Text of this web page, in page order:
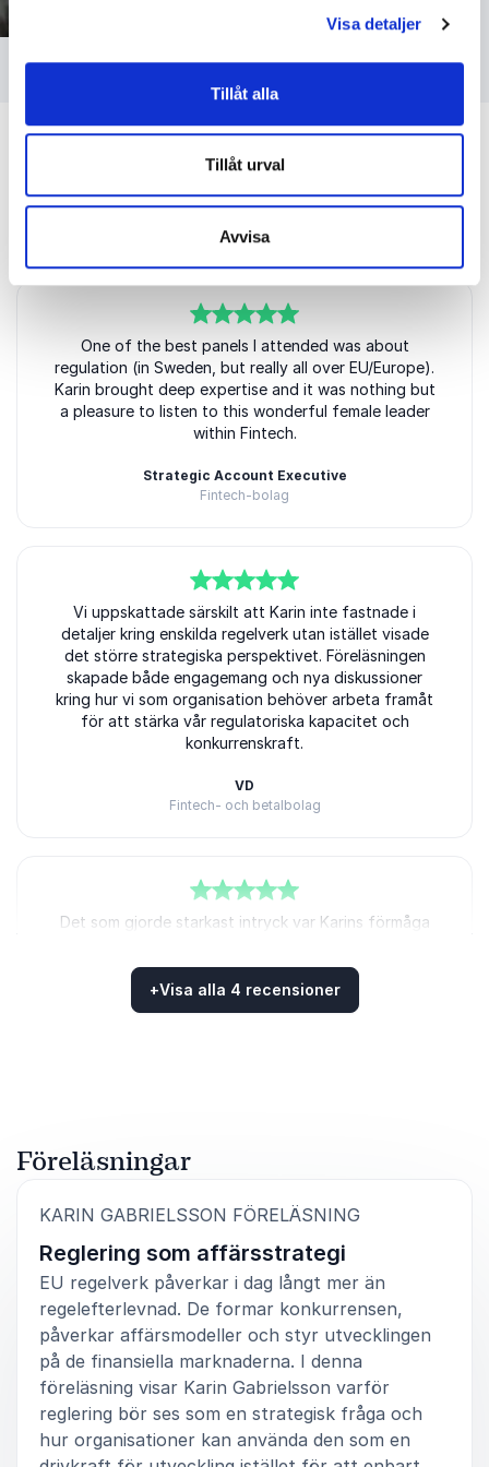
Visa detaljer
Tillåt alla
Tillåt urval
Avvisa
ökad långsiktig lönsamhet. Karin föreläser på svenska
och tillsyn, affärsstrategi, strategisk styrning,
ledarskap, risk management, compliance,
förändringsledning samt styrning och kontroll.
Hennes motto sammanfattar kärnan i hennes arbete:
Förstå regleringen – stärk affären.
Kundrecensioner
av5
One of the best panels I attended was about
regulation (in Sweden, but really all over EU/Europe).
Karin brought deep expertise and it was nothing but
a pleasure to listen to this wonderful female leader
within Fintech.
Strategic Account Executive
Fintech-bolag
av 5
Vi uppskattade särskilt att Karin inte fastnade i
detaljer kring enskilda regelverk utan istället visade
det större strategiska perspektivet. Föreläsningen
skapade både engagemang och nya diskussioner
kring hur vi som organisation behöver arbeta framåt
för att stärka vår regulatoriska kapacitet och
konkurrenskraft.
VD
Fintech- och betalbolag
av 5
Det som gjorde starkast intryck var Karins förmåga
affären i praktiken. Hon kombinerar erfarenhet från
tillsyn, bank och rådgivning på ett sätt som ger
trovärdighet och tyngd samtidigt som framförandet
strategisk relevans för både ledning och verksamhet.
Karin kombinerar djup regulatorisk kompetens med
ett starkt affärsperspektiv och lyckas göra ämnet
både konkret och framtidsorienterat. Vi fick flera nya
perspektiv på hur reglering faktiskt påverkar
affärsmodell, skalbarhet och konkurrenskraft.
Grundare
Fintechbolag
+Visa alla 4 recensioner
Föreläsningar
KARIN GABRIELSSON FÖRELÄSNING
Reglering som affärsstrategi
EU regelverk påverkar i dag långt mer än
regelefterlevnad. De formar konkurrensen,
påverkar affärsmodeller och styr utvecklingen
på de finansiella marknaderna. I denna
föreläsning visar Karin Gabrielsson varför
reglering bör ses som en strategisk fråga och
hur organisationer kan använda den som en